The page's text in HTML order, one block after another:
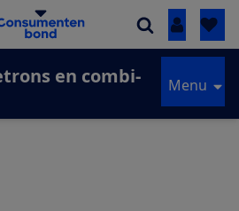
Inloggen
en combi- Menu